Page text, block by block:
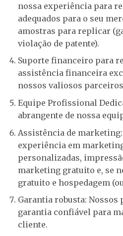
nossa experiência para
adequados para o seu
amostras para replicar
violação de patente).
Suporte financeiro para
assistência financeira
nossos valiosos
Equipe Profissional
abrangente de nossa
Assistência de
experiência em
personalizadas,
marketing gratuito e, se
gratuito e hospedagem
Garantia robusta: Nossos
garantia confiável para
cliente.